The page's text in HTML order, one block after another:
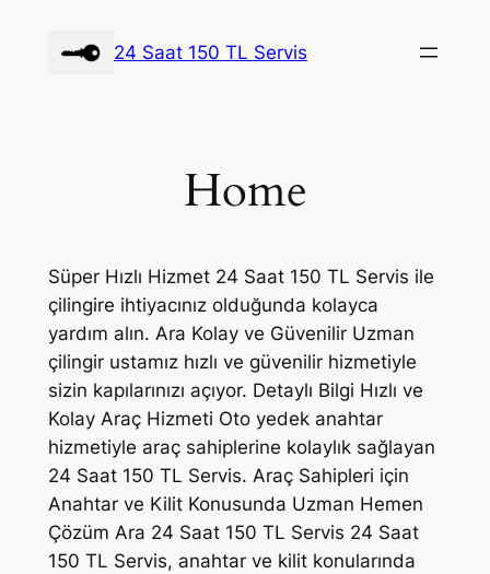
24 Saat 150 TL Servis
Home
Süper Hızlı Hizmet 24 Saat 150 TL Servis ile
çilingire ihtiyacınız olduğunda kolayca
yardım alın. Ara Kolay ve Güvenilir Uzman
çilingir ustamız hızlı ve güvenilir hizmetiyle
sizin kapılarınızı açıyor. Detaylı Bilgi Hızlı ve
Kolay Araç Hizmeti Oto yedek anahtar
hizmetiyle araç sahiplerine kolaylık sağlayan
24 Saat 150 TL Servis. Araç Sahipleri için
Anahtar ve Kilit Konusunda Uzman Hemen
Çözüm Ara 24 Saat 150 TL Servis 24 Saat
150 TL Servis, anahtar ve kilit konularında